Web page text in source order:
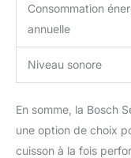
Consommation
annuelle
Niveau sonore
En somme, la Bosch
une option de choix
cuisson à la fois